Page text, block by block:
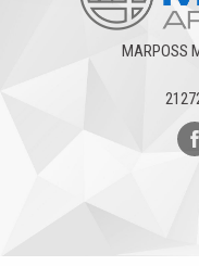
MARPOSS